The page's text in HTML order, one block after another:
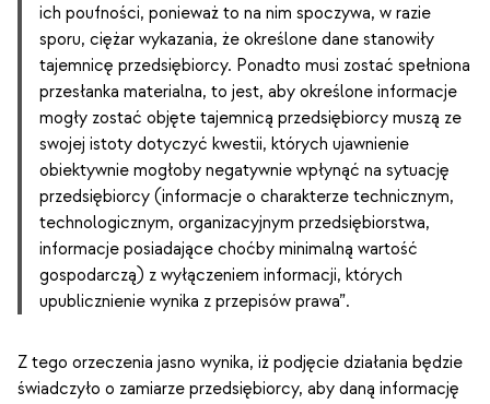
ich poufności, ponieważ to na nim spoczywa, w razie
sporu, ciężar wykazania, że określone dane stanowiły
tajemnicę przedsiębiorcy. Ponadto musi zostać spełniona
przesłanka materialna, to jest, aby określone informacje
mogły zostać objęte tajemnicą przedsiębiorcy muszą ze
swojej istoty dotyczyć kwestii, których ujawnienie
obiektywnie mogłoby negatywnie wpłynąć na sytuację
przedsiębiorcy (informacje o charakterze technicznym,
technologicznym, organizacyjnym przedsiębiorstwa,
informacje posiadające choćby minimalną wartość
gospodarczą) z wyłączeniem informacji, których
upublicznienie wynika z przepisów prawa”.
Z tego orzeczenia jasno wynika, iż podjęcie działania będzie
świadczyło o zamiarze przedsiębiorcy, aby daną informację